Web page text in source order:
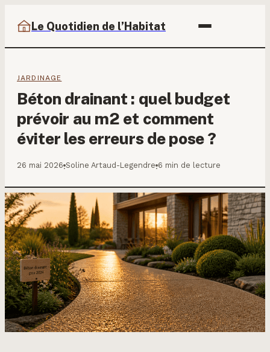
Le Quotidien de l’Habitat
JARDINAGE
Béton drainant : quel budget
prévoir au m2 et comment
éviter les erreurs de pose ?
26 mai 2026·Soline Artaud-Legendre·6 min de lecture